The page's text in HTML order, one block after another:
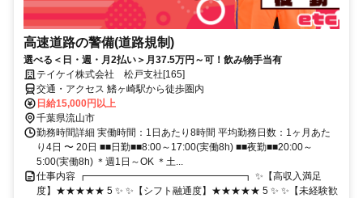
高速道路の警備(道路規制)
選べる＜日・週・月2払い＞月37.5万円～可！飲み物手当有
テイケイ株式会社 松戸支社[165]
交通・アクセス 鰭ヶ崎駅から徒歩圏内
日給15,000円以上
千葉県流山市
勤務時間詳細 実働時間：1日あたり8時間 平均勤務日数：1ヶ月あた
り4日 〜 20日 ■■日勤■■8:00～17:00(実働8h) ■■夜勤■■20:00～
5:00(実働8h) ＊週1日～OK ＊土...
仕事内容 ┏━━━━━━━━━━━━━━━━┓ ✨【高収入満足
度】★★★★★ 5 ✨ ✨【シフト融通度】★★★★★ 5 ✨ ✨【未経験歓